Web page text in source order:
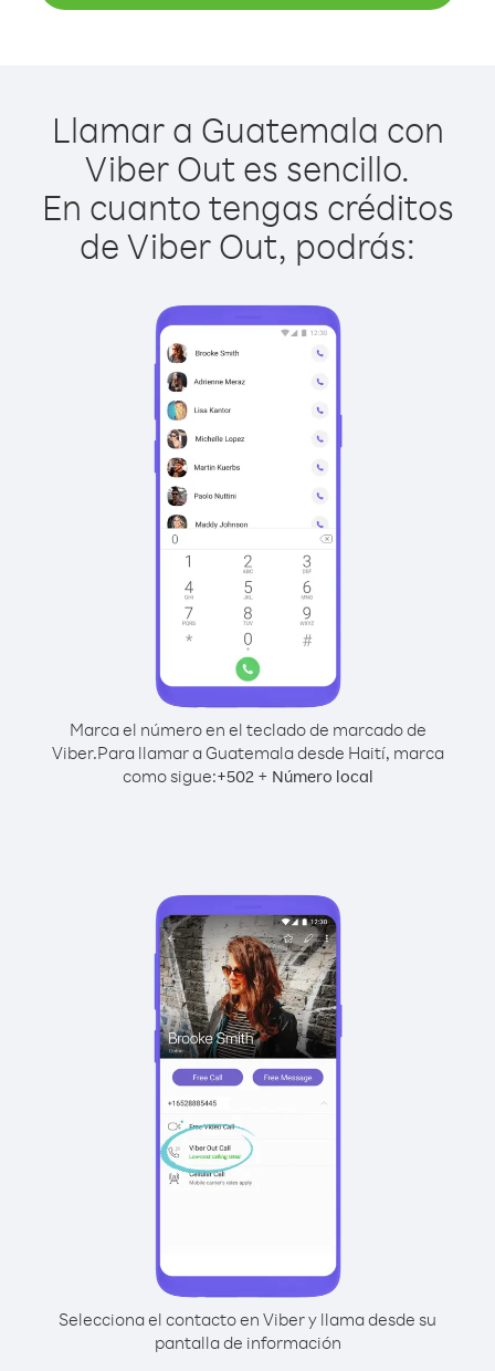
Llamar a Guatemala con
Viber Out es sencillo.
En cuanto tengas créditos
de Viber Out, podrás:
Marca el número en el teclado de marcado de
Viber.Para llamar a Guatemala desde Haití, marca
como sigue:+502+ Número local
Selecciona el contacto en Viber y llama desde su
pantalla de información